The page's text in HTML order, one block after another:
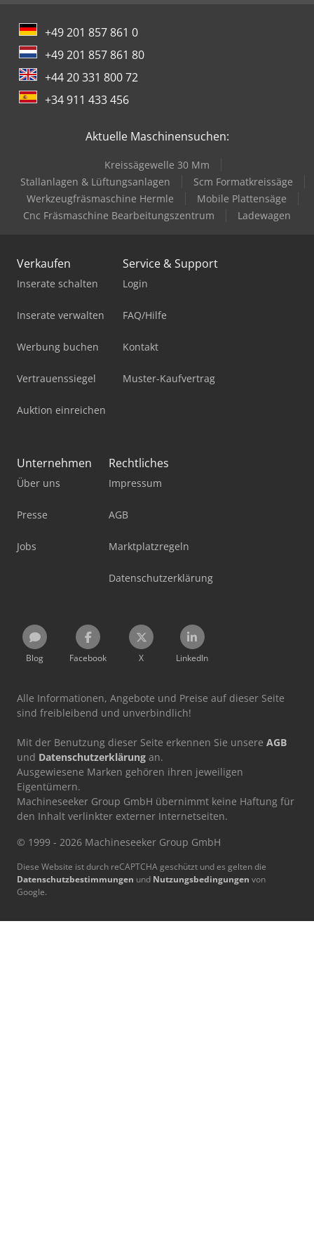
+49 201 857 861 0
+49 201 857 861 80
+44 20 331 800 72
+34 911 433 456
Aktuelle Maschinensuchen:
Kreissägewelle 30 Mm
Stallanlagen & Lüftungsanlagen
Scm Formatkreissäge
Werkzeugfräsmaschine Hermle
Mobile Plattensäge
Cnc Fräsmaschine Bearbeitungszentrum
Ladewagen
Verkaufen
Inserate schalten
Inserate verwalten
Werbung buchen
Vertrauenssiegel
Auktion einreichen
Service & Support
Login
FAQ/Hilfe
Kontakt
Muster-Kaufvertrag
Unternehmen
Über uns
Presse
Jobs
Rechtliches
Impressum
AGB
Marktplatzregeln
Datenschutzerklärung
Blog Facebook X LinkedIn
Alle Informationen, Angebote und Preise auf dieser Seite
sind freibleibend und unverbindlich!
Mit der Benutzung dieser Seite erkennen Sie unsere AGB
und Datenschutzerklärung an.
Ausgewiesene Marken gehören ihren jeweiligen
Eigentümern.
Machineseeker Group GmbH übernimmt keine Haftung für
den Inhalt verlinkter externer Internetseiten.
© 1999 - 2026 Machineseeker Group GmbH
Diese Website ist durch reCAPTCHA geschützt und es gelten die
Datenschutzbestimmungen und Nutzungsbedingungen von
Google.